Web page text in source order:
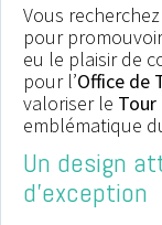
Vous
pour
eu le plaisir de
pour l’Office de
valoriser le Tour
emblématique
Un design
d’exception